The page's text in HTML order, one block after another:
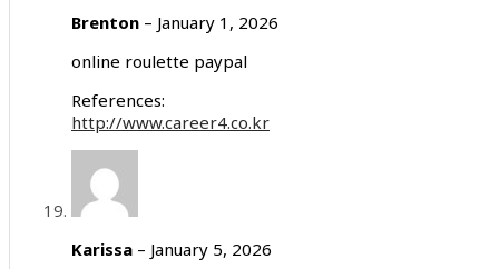
Brenton – January 1, 2026
online roulette paypal
References:
http://www.career4.co.kr
Karissa – January 5, 2026